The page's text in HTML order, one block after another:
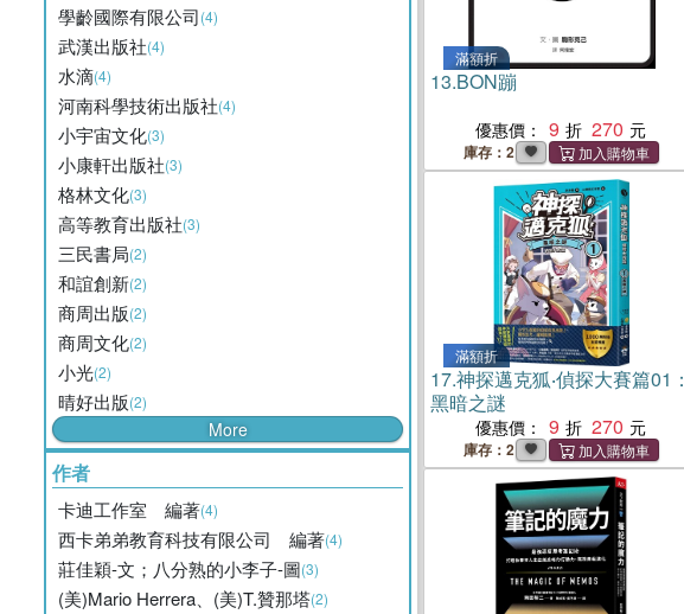
學齡國際有限公司(4)
武漢出版社(4)
水滴(4)
河南科學技術出版社(4)
小宇宙文化(3)
小康軒出版社(3)
格林文化(3)
高等教育出版社(3)
三民書局(2)
和誼創新(2)
商周出版(2)
商周文化(2)
小光(2)
晴好出版(2)
More
作者
卡迪工作室 編著(4)
西卡弟弟教育科技有限公司 編著(4)
莊佳穎-文；八分熟的小李子-圖(3)
(美)Mario Herrera、(美)T.贊那塔(2)
滿額折
13.BON蹦
優惠價： 9 270
庫存：2
滿額折
17.神探邁克狐‧偵探大賽篇01：
黑暗之謎
優惠價： 9 270
庫存：2